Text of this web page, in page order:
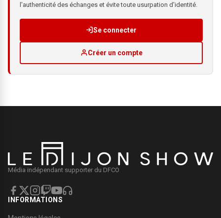
l'authenticité des échanges et évite toute usurpation d'identité.
Se connecter
Créer un compte
Média indépendant supporter du DFCO
INFORMATIONS